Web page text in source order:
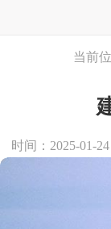
当前
时间：2025-01-